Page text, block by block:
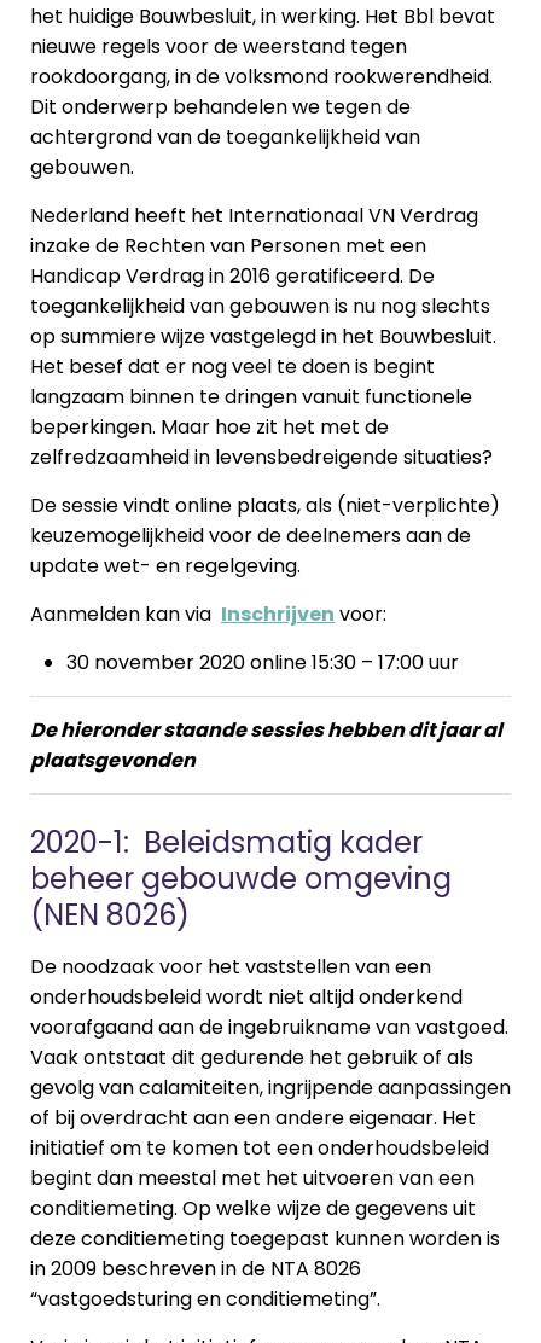
het huidige Bouwbesluit, in werking. Het Bbl bevat
nieuwe regels voor de weerstand tegen
rookdoorgang, in de volksmond rookwerendheid.
Dit onderwerp behandelen we tegen de
achtergrond van de toegankelijkheid van
gebouwen.
Nederland heeft het Internationaal VN Verdrag
inzake de Rechten van Personen met een
Handicap Verdrag in 2016 geratificeerd. De
toegankelijkheid van gebouwen is nu nog slechts
op summiere wijze vastgelegd in het Bouwbesluit.
Het besef dat er nog veel te doen is begint
langzaam binnen te dringen vanuit functionele
beperkingen. Maar hoe zit het met de
zelfredzaamheid in levensbedreigende situaties?
De sessie vindt online plaats, als (niet-verplichte)
keuzemogelijkheid voor de deelnemers aan de
update wet- en regelgeving.
Aanmelden kan via Inschrijven voor:
30 november 2020 online 15:30 – 17:00 uur
De hieronder staande sessies hebben dit jaar al
plaatsgevonden
2020-1: Beleidsmatig kader
beheer gebouwde omgeving
(NEN 8026)
De noodzaak voor het vaststellen van een
onderhoudsbeleid wordt niet altijd onderkend
voorafgaand aan de ingebruikname van vastgoed.
Vaak ontstaat dit gedurende het gebruik of als
gevolg van calamiteiten, ingrijpende aanpassingen
of bij overdracht aan een andere eigenaar. Het
initiatief om te komen tot een onderhoudsbeleid
begint dan meestal met het uitvoeren van een
conditiemeting. Op welke wijze de gegevens uit
deze conditiemeting toegepast kunnen worden is
in 2009 beschreven in de NTA 8026
“vastgoedsturing en conditiemeting”.